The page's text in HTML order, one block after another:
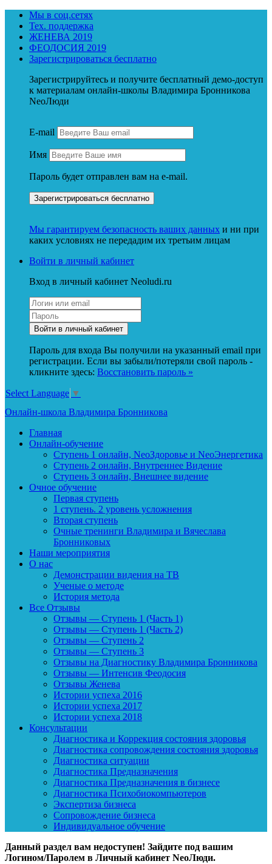
Мы в соц.сетях
Тех. поддержка
ЖЕНЕВА 2019
ФЕОДОСИЯ 2019
Зарегистрироваться бесплатно
Зарегистрируйтесь и получите бесплатный демо-доступ
к материалам онлайн-школы Владимира Бронникова
NeoЛюди
E-mail
Имя
Пароль будет отправлен вам на e-mail.
Мы гарантируем безопасность ваших данных и ни при
каких условиях не передадим их третьим лицам
Войти в личный кабинет
Вход в личный кабинет Neoludi.ru
Пароль для входа Вы получили на указанный email при
регистрации. Если вы забыли/потеряли свой пароль -
кликните здесь: Восстановить пароль »
Select Language ▼
Онлайн-школа Владимира Бронникова
Главная
Онлайн-обучение
Ступень 1 онлайн, NeoЗдоровье и NeoЭнергетика
Ступень 2 онлайн, Внутреннее Видение
Ступень 3 онлайн, Внешнее видение
Очное обучение
Первая ступень
1 ступень. 2 уровень усложнения
Вторая ступень
Очные тренинги Владимира и Вячеслава
Бронниковых
Наши мероприятия
О нас
Демонстрации видения на ТВ
Ученые о методе
История метода
Все Отзывы
Отзывы — Ступень 1 (Часть 1)
Отзывы — Ступень 1 (Часть 2)
Отзывы — Ступень 2
Отзывы — Ступень 3
Отзывы на Диагностику Владимира Бронникова
Отзывы — Интенсив Феодосия
Отзывы Женева
Истории успеха 2016
Истории успеха 2017
Истории успеха 2018
Консультации
Диагностика и Коррекция состояния здоровья
Диагностика сопровождения состояния здоровья
Диагностика ситуации
Диагностика Предназначения
Диагностика Предназначения в бизнесе
Диагностика Психобиокомпьютеров
Экспертиза бизнеса
Сопровождение бизнеса
Индивидуальное обучение
Данный раздел вам недоступен! Зайдите под вашим
Логином/Паролем в Личный кабинет NeoЛюди.